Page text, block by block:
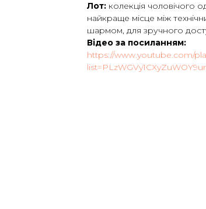
Лот: колекція чоловічого
найкраще місце між
шармом, для зручного
Відео за посиланням:
https://www.youtube.com/